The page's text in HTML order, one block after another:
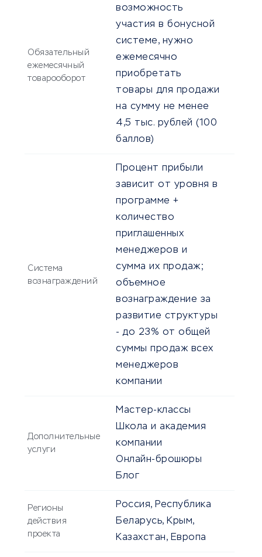
Обязательный
ежемесячный
товарооборот
возможность
участия в бонусной
системе, нужно
ежемесячно
приобретать
товары для продажи
на сумму не менее
4,5 тыс. рублей (100
баллов)
Система
вознаграждений
Процент прибыли
зависит от уровня в
программе +
количество
приглашенных
менеджеров и
сумма их продаж;
объемное
вознаграждение за
развитие структуры
- до 23% от общей
суммы продаж всех
менеджеров
компании
Дополнительные
услуги
Мастер-классы
Школа и академия
компании
Онлайн-брошюры
Блог
Регионы
действия
проекта
Россия, Республика
Беларусь, Крым,
Казахстан, Европа